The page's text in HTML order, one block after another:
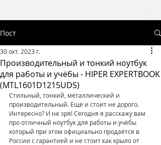
Пост
Производительный и тонкий ноутбук
для работы и учёбы - HIPER EXPERTBOOK
(MTL1601D1215UDS)
30 окт. 2023 г.
Стильный, тонкий, металлический и
производительный. Ещё и стоит не дорого.
Интересно? И не зря! Сегодня я расскажу вам
про отличный ноутбук для работы и учёбы
который при этом официально продаётся в
России с гарантией и не стоит как крыло от